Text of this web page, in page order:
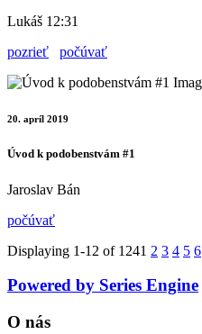
Lukáš 12:31
pozrieť
počúvať
20. apríl 2019
Úvod k podobenstvám #1
Jaroslav Bán
počúvať
Displaying 1-12 of 1241 2 3 4 5 6
Powered by Series Engine
O nás